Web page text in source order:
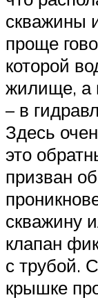
скважины
проще
которой
жилище, а
– в
Здесь
это
призван
скважину
клапан
с трубой.
крышке